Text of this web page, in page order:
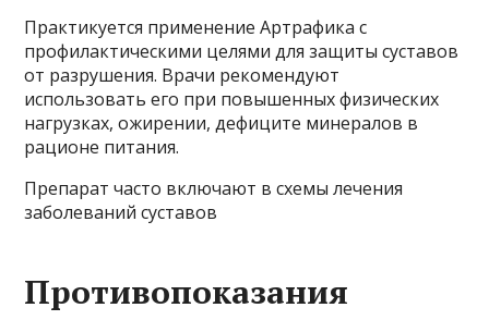
Практикуется применение Артрафика с
профилактическими целями для защиты суставов
от разрушения. Врачи рекомендуют
использовать его при повышенных физических
нагрузках, ожирении, дефиците минералов в
рационе питания.
Препарат часто включают в схемы лечения
заболеваний суставов
Противопоказания